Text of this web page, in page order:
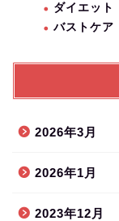
ダイエット
バストケア
2026年3月
2026年1月
2023年12月